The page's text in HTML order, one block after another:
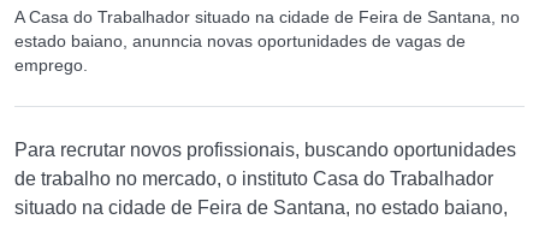
A Casa do Trabalhador situado na cidade de Feira de Santana, no
estado baiano, anunncia novas oportunidades de vagas de
emprego.
Para recrutar novos profissionais, buscando oportunidades
de trabalho no mercado, o instituto Casa do Trabalhador
situado na cidade de Feira de Santana, no estado baiano,